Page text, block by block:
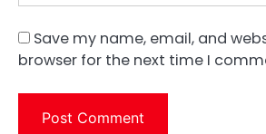
Save my name, email, and
browser for the next time I